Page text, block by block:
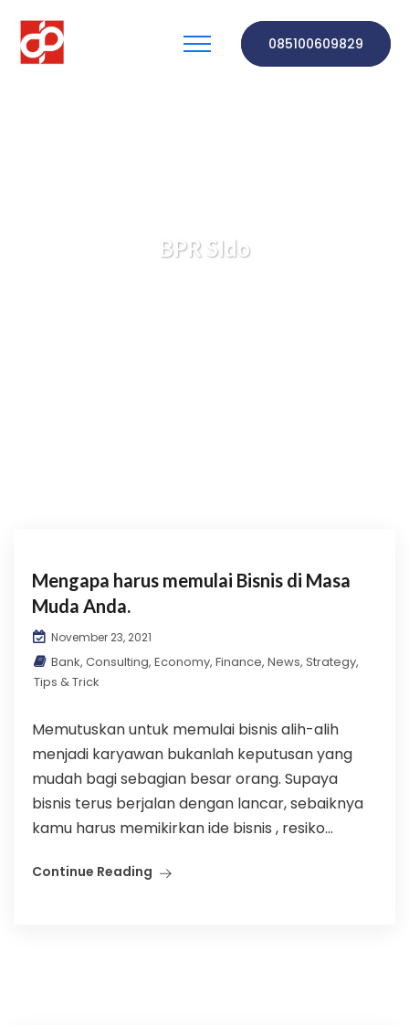
085100609829
BPR SIdo
Mengapa harus memulai Bisnis di Masa
Muda Anda.
November 23, 2021
Bank, Consulting, Economy, Finance, News, Strategy,
Tips & Trick
Memutuskan untuk memulai bisnis alih-alih
menjadi karyawan bukanlah keputusan yang
mudah bagi sebagian besar orang. Supaya
bisnis terus berjalan dengan lancar, sebaiknya
kamu harus memikirkan ide bisnis , resiko...
Continue Reading